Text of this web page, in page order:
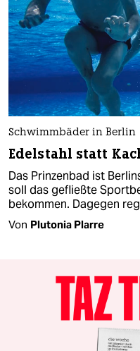
Schwimmbäder in Berlin
Edelstahl statt
Das Prinzenbad ist
soll das gefließte
bekommen. Dagegen
Von Plutonia Plarre